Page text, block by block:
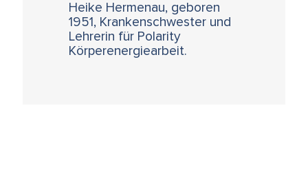
Heike Hermenau, geboren
1951, Krankenschwester und
Lehrerin für Polarity
Körperenergiearbeit.